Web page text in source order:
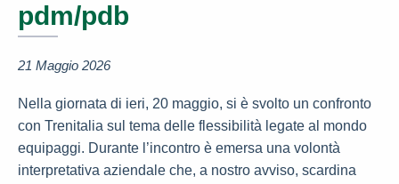
pdm/pdb
21 Maggio 2026
Nella giornata di ieri, 20 maggio, si è svolto un confronto
con Trenitalia sul tema delle flessibilità legate al mondo
equipaggi. Durante l’incontro è emersa una volontà
interpretativa aziendale che, a nostro avviso, scardina